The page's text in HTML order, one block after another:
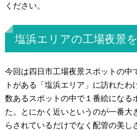
ください。
塩浜エリアの工場夜景
今回は四日市工場夜景スポットの中
トがある「塩浜エリア」に訪れたわ
数あるスポットの中で１番絵になる
た。とにかく近いというのが一番大
らされているだけでなく配管の美し